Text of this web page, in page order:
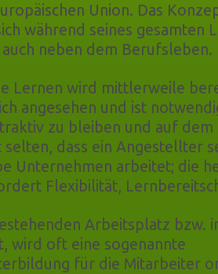
Union. Das
während seines gesamten
neben dem Berufsleben.
Lernen wird mittlerweile
angesehen und ist
zu bleiben und auf dem
selten, dass ein Angestellter
Unternehmen arbeitet; die
Flexibilität,
Arbeitsplatz bzw.
wird oft eine sogenannte
für die Mitarbeiter